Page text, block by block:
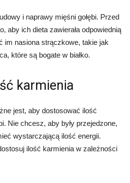
i naprawy mięśni gołębi. Przed
aby ich dieta zawierała odpowiednią
im nasiona strączkowe, takie jak
które są bogate w białko.
karmienia
jest, aby dostosować ilość
Nie chcesz, aby były przejedzone,
wystarczającą ilość energii.
ilość karmienia w zależności